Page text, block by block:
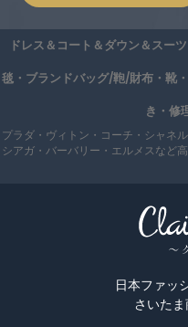
ドレス＆コート＆ダウン＆スー
毯・ブランドバッグ/鞄/財布・靴
き・修
プラダ・ヴィトン・コーチ・シャネ
シアガ・バーバリー・エルメスなど
日本ファッ
さいた